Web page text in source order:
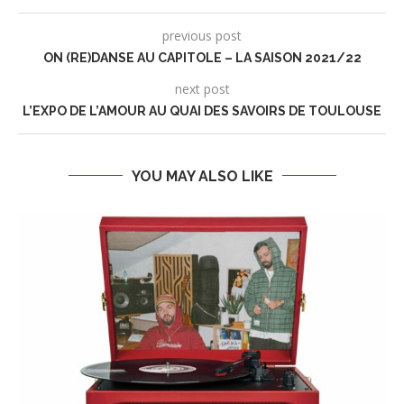
previous post
ON (RE)DANSE AU CAPITOLE – LA SAISON 2021/22
next post
L’EXPO DE L’AMOUR AU QUAI DES SAVOIRS DE TOULOUSE
YOU MAY ALSO LIKE